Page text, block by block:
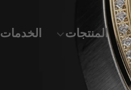
المنتجات الخدمات